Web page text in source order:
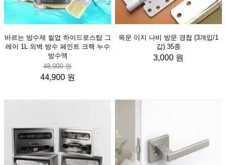
바르는 방수제 씰업 하이드로스탑 그
레이 1L 외벽 방수 페인트 크랙 누수
방수액
48,000 원
44,900 원
목문 이지 나비 방문 경첩 (3개입/1
갑) 35종
3,000 원